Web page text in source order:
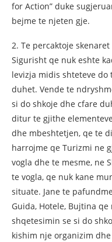
for Action” duke
bejme te njeten gje.
2. Te percaktoje
Sigurisht qe nuk eshte
levizja midis shteteve do
duhet. Vende te
si do shkoje dhe cfare
ditur te gjithe
dhe mbeshtetjen, qe te
harrojme qe Turizmi ne
vogla dhe te mesme, ne
te vogla, qe nuk kane
situate. Jane te
Guida, Hotele, Bujtina
shqetesimin se si do
kishim nje organizim